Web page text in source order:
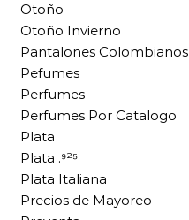
Otoño
Otoño Invierno
Pantalones Colombianos
Pefumes
Perfumes
Perfumes Por Catalogo
Plata
Plata .⁹²⁵
Plata Italiana
Precios de Mayoreo